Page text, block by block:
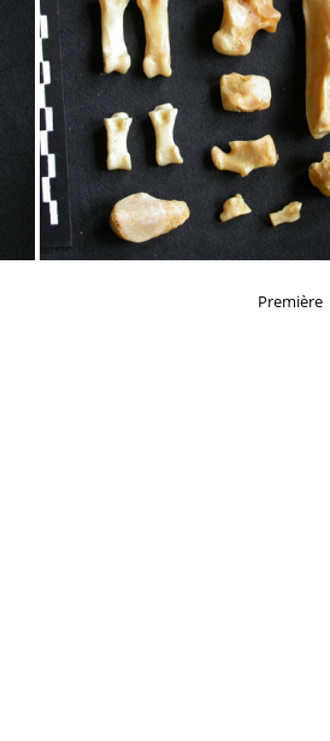
Première